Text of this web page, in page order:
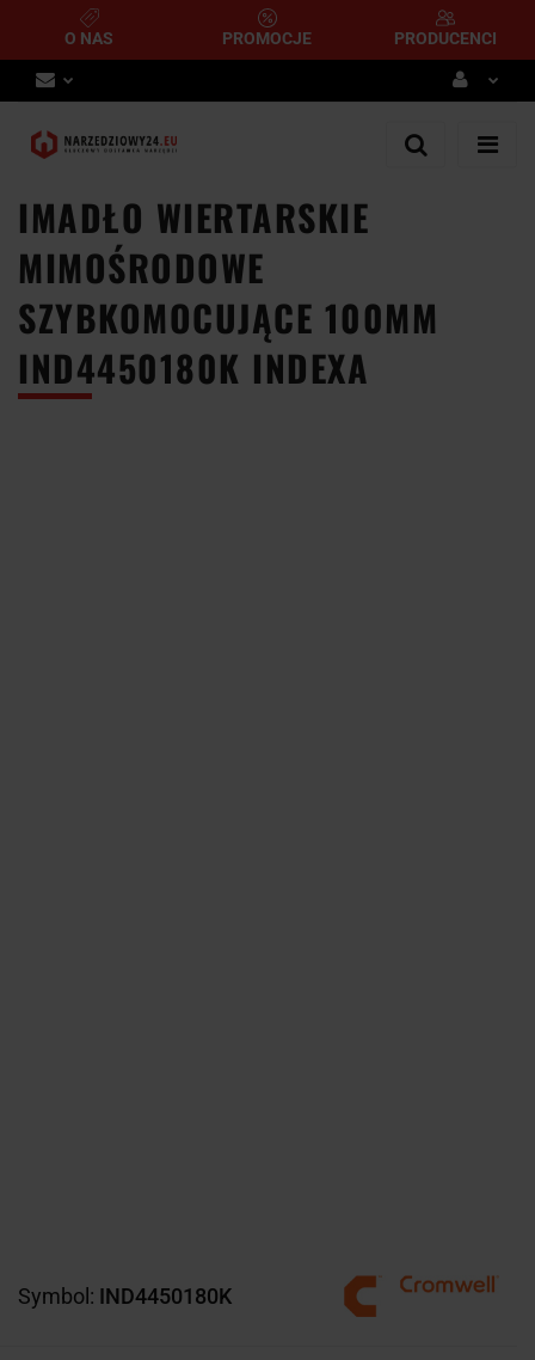
O NAS PROMOCJE PRODUCENCI
Zaloguj się
IMADŁO WIERTARSKIE
MIMOŚRODOWE
SZYBKOMOCUJĄCE 100MM
IND4450180K INDEXA
Symbol: IND4450180K